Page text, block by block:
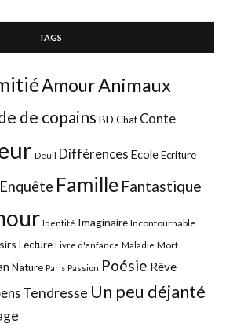
TAGS
AmourAnimaux
de copains BD Chat Conte
Deuil Différences EcoleEcriture
Enquête Famille Fantastique
Identité Imaginaire Incontournable
Lecture Livre d'enfance Maladie Mort
Nature Paris Passion Poésie Rêve
Tendresse Un peu déjanté